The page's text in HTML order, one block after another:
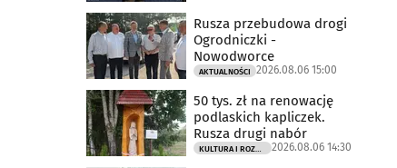
Rusza przebudowa drogi
Ogrodniczki -
Nowodworce
AKTUALNOŚCI 2026.08.06 15:00
50 tys. zł na renowację
podlaskich kapliczek.
Rusza drugi nabór
2026.08.06 14:30